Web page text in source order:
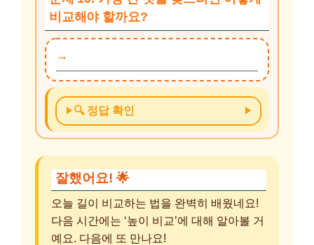
비교해야 할까요?
🔍 정답 확인
잘했어요! 🌟
오늘 길이 비교하는 법을 완벽히 배웠네요!
다음 시간에는 ‘높이 비교’에 대해 알아볼 거
예요. 다음에 또 만나요!